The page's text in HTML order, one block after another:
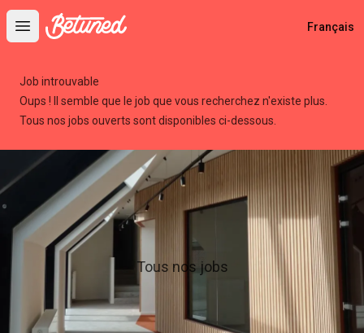
Open main menu
Betuned Français
Job introuvable
Oups ! Il semble que le job que vous recherchez n'existe plus.
Tous nos jobs ouverts sont disponibles ci-dessous.
Tous nos jobs